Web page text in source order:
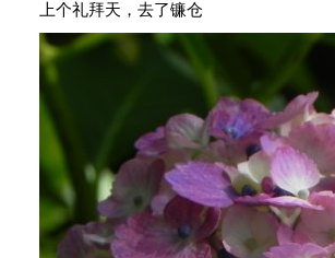
上个礼拜天，去了镰仓